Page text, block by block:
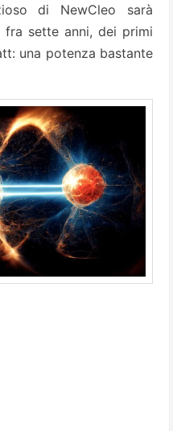
di NewCleo sarà
sette anni, dei primi
una potenza bastante